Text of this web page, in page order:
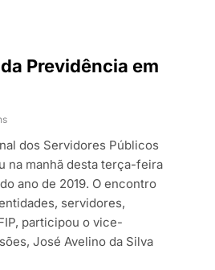
Previdência em
dos Servidores Públicos
na manhã desta terça-feira
ano de 2019. O encontro
servidores,
participou o vice-
José Avelino da Silva